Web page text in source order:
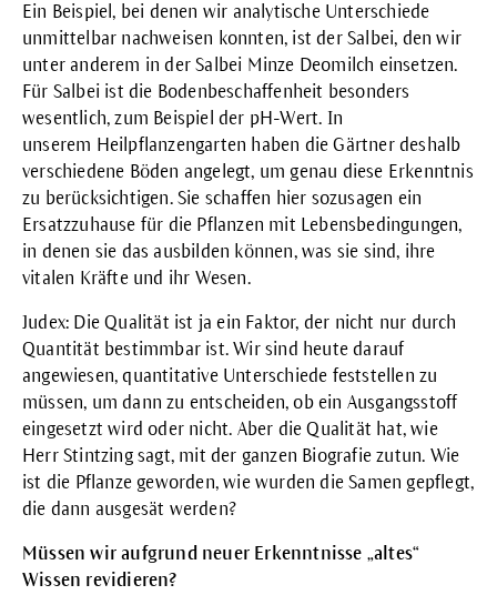
Ein Beispiel, bei denen wir analytische Unterschiede
unmittelbar nachweisen konnten, ist der Salbei, den wir
unter anderem in derSalbei Minze Deomilch einsetzen.
Für Salbei ist die Bodenbeschaffenheit besonders
wesentlich, zum Beispiel der pH-Wert. In
unserem Heilpflanzengarten haben die Gärtner deshalb
verschiedene Böden angelegt, um genau diese Erkenntnis
zu berücksichtigen. Sie schaffen hier sozusagen ein
Ersatzzuhause für die Pflanzen mit Lebensbedingungen,
in denen sie das ausbilden können, was sie sind, ihre
vitalen Kräfte und ihr Wesen.
Judex: Die Qualität ist ja ein Faktor, der nicht nur durch
Quantität bestimmbar ist. Wir sind heute darauf
angewiesen, quantitative Unterschiede feststellen zu
müssen, um dann zu entscheiden, ob ein Ausgangsstoff
eingesetzt wird oder nicht. Aber die Qualität hat, wie
Herr Stintzing sagt, mit der ganzen Biografie zutun. Wie
ist die Pflanze geworden, wie wurden die Samen gepflegt,
die dann ausgesät werden?
Müssen wir aufgrund neuer Erkenntnisse „altes“
Wissen revidieren?